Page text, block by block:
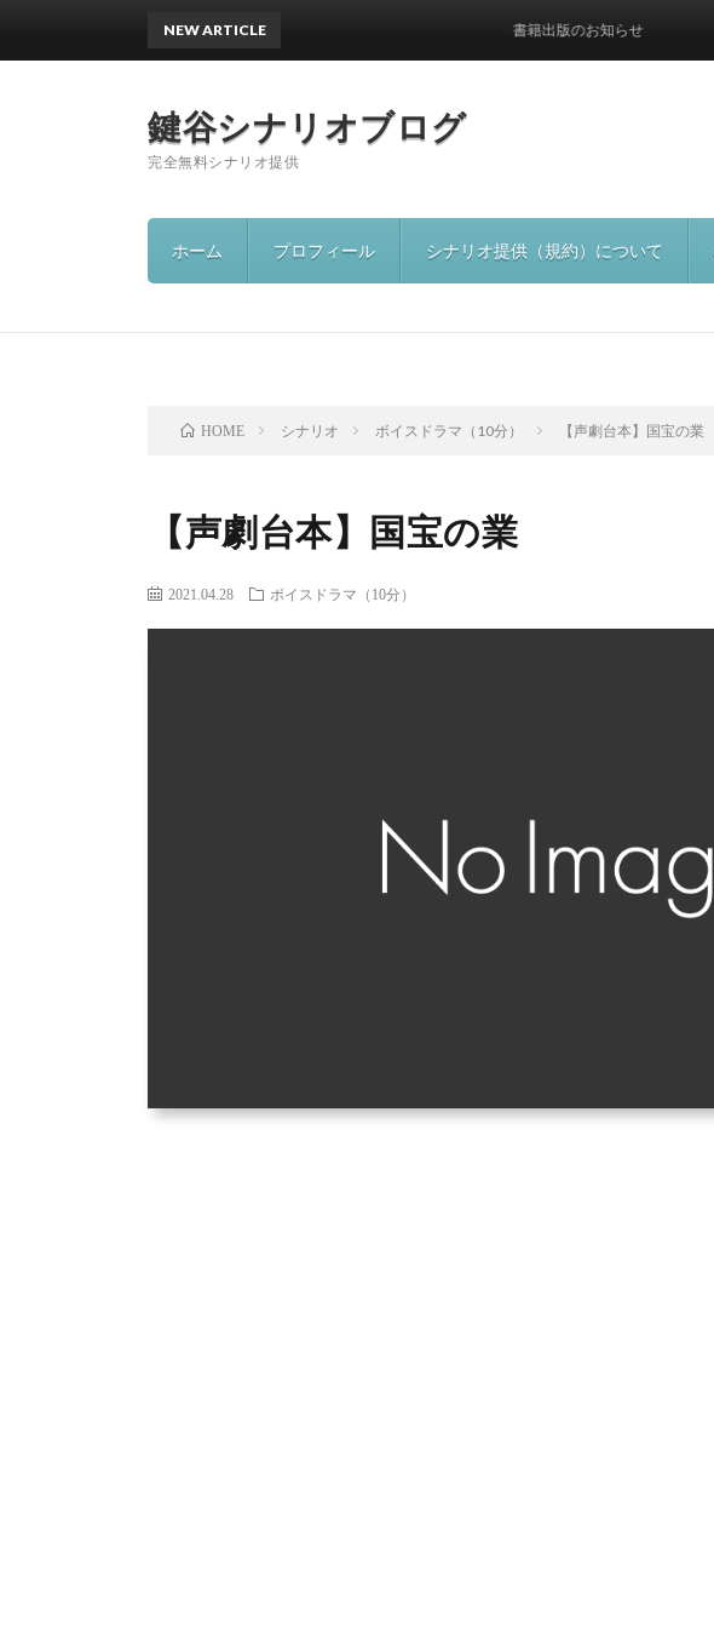
鍵谷シナリオブログ
完全無料シナリオ提供
ホーム プロフィール シナリオ提供（規約）について
NEW ARTICLE 書籍出版のお知らせ
HOME シナリオ ボイスドラマ（10分） 【声劇台本】国宝の業
【声劇台本】国宝の業
2021.04.28 ボイスドラマ（10分）